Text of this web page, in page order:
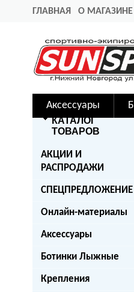
ГЛАВНАЯ О МАГАЗИНЕ
Аксессуары
КАТАЛОГ
ТОВАРОВ
АКЦИИ И
РАСПРОДАЖИ
СПЕЦПРЕДЛОЖЕНИЕ
Онлайн-материалы
Аксессуары
Ботинки Лыжные
Крепления